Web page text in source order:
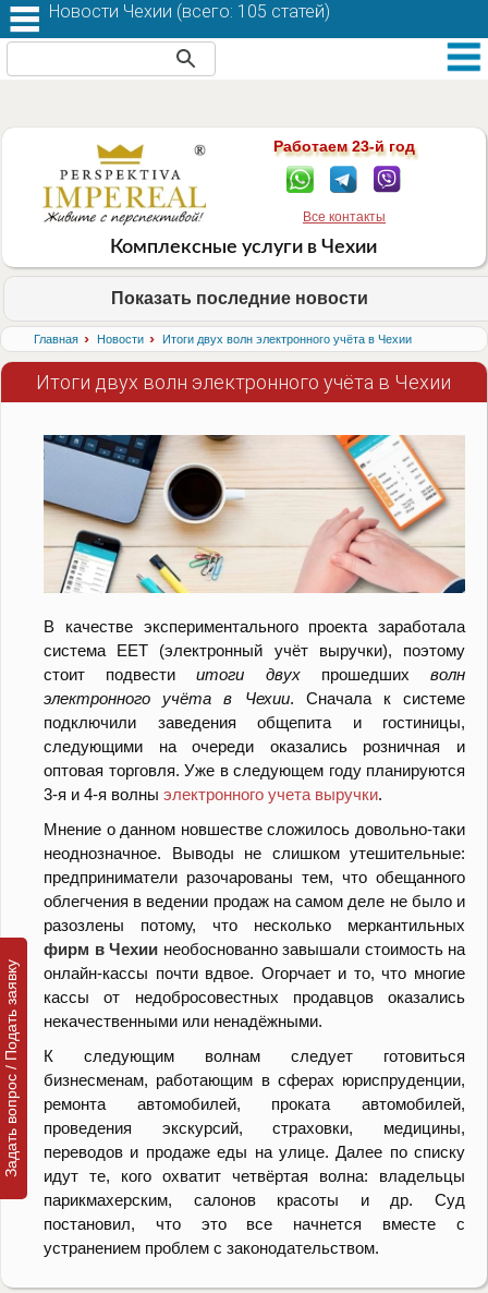
Работаем 23-й год
Все контакты
Комплексные услуги в Чехии
Показать последние новости
Главная › Новости › Итоги двух волн электронного учёта в Чехии
Итоги двух волн электронного учёта в Чехии
В качестве экспериментального проекта заработала
система EET (электронный учёт выручки), поэтому
стоит подвестиитоги двухпрошедшихволн
электронного учёта в Чехии. Сначала к системе
подключили заведения общепита и гостиницы,
следующими на очереди оказались розничная и
оптовая торговля. Уже в следующем году планируются
3-я и 4-я волны электронного учета выручки.
Мнение о данном новшестве сложилось довольно-таки
неоднозначное. Выводы не слишком утешительные:
предприниматели разочарованы тем, что обещанного
облегчения в ведении продаж на самом деле не было и
разозлены потому, что несколько меркантильных
фирм в Чехии необоснованно завышали стоимость на
онлайн-кассы почти вдвое. Огорчает и то, что многие
кассы от недобросовестных продавцов оказались
некачественными или ненадёжными.
К следующим волнам следует готовиться
бизнесменам, работающим в сферах юриспруденции,
ремонта автомобилей, проката автомобилей,
проведения экскурсий, страховки, медицины,
переводов и продаже еды на улице. Далее по списку
идут те, кого охватит четвёртая волна: владельцы
парикмахерским, салонов красоты и др. Суд
постановил, что это все начнется вместе с
устранением проблем с законодательством.
Новости Чехии (всего: 105 статей)
Задать вопрос / Подать заявку